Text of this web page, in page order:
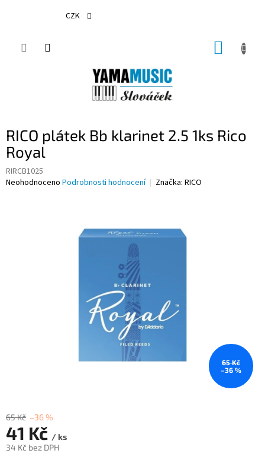
CZK
RICO plátek Bb klarinet 2.5 1ks Rico
Royal
RIRCB1025
Průměrné
Neohodnoceno Podrobnosti hodnocení Značka: RICO
65 Kč
–36 %
65 Kč –36 %
41 Kč / ks
34 Kč bez DPH